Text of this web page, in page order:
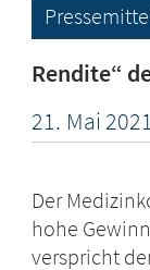
Rendite“
21. Mai
Der
hohe
verspricht